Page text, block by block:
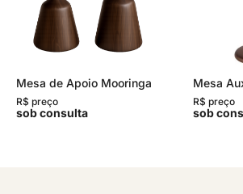
Mesa de Apoio Mooringa
R$ preço
sob consulta
Mesa
R$ preço
sob